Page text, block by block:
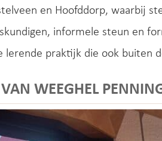
en Hoofddorp, waarbij
informele steun en
lerende praktijk die ook buiten
WEEGHEL